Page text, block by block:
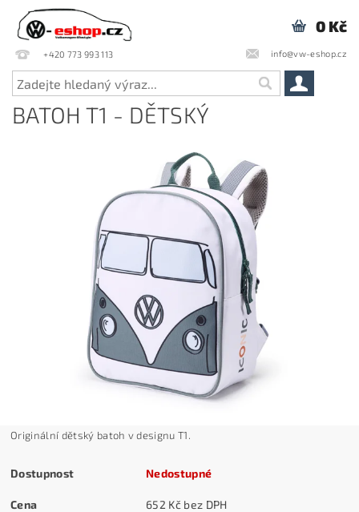
+420 773 993 113 info@vw-eshop.cz
0 Kč
BATOH T1 - DĚTSKÝ
Originální dětský batoh v designu T1.
Dostupnost Nedostupné
Cena 652 Kč bez DPH